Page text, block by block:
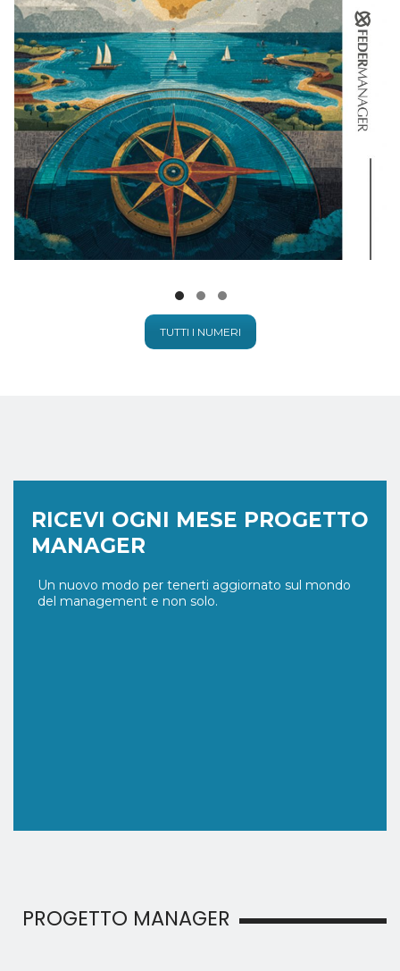
FEBBRAIO – 2026
TUTTI I NUMERI
RICEVI OGNI MESE PROGETTO
MANAGER
Un nuovo modo per tenerti aggiornato sul mondo
del management e non solo.
PROGETTO MANAGER